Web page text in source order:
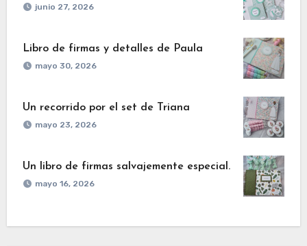
junio 27, 2026
Libro de firmas y detalles de Paula
mayo 30, 2026
Un recorrido por el set de Triana
mayo 23, 2026
Un libro de firmas salvajemente especial.
mayo 16, 2026